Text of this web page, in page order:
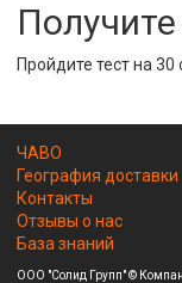
Пройдите тест на
ЧАВО
География доставки
Контакты
Отзывы о нас
База знаний
ООО "Солид Групп" ©